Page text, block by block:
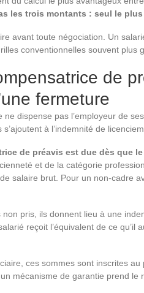
les trois montants : seul le plus
avant toute négociation. Un
conventionnelles souvent plus
de
fermeture
ne dispense pas l’employeur de
à l’indemnité de
de préavis est due dès que
et de la catégorie
salaire brut. Pour un non-cadre
pris, ils donnent lieu à une
reçoit l’équivalent de ce qu’il
ces sommes sont inscrites
mécanisme de garantie prend le